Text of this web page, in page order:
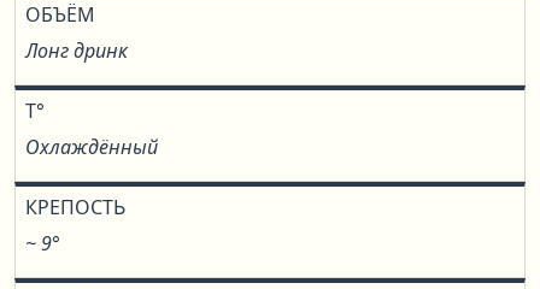
ОБЪЁМ
Лонг дринк
T°
Охлаждённый
КРЕПОСТЬ
~ 9°